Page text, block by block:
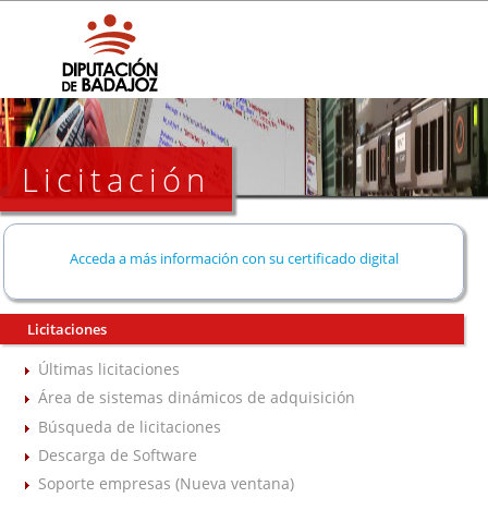
Licitación
Acceda a más información con su certificado digital
Licitaciones
Últimas licitaciones
Área de sistemas dinámicos de adquisición
Búsqueda de licitaciones
Descarga de Software
Soporte empresas (Nueva ventana)